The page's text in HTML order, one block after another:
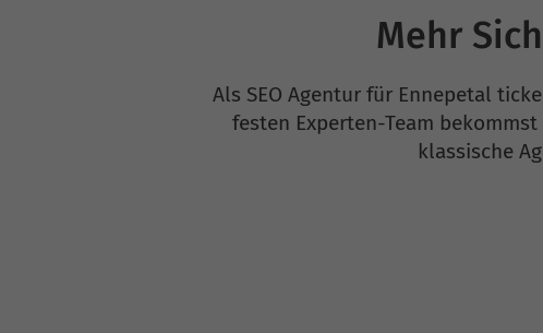
Mehr
Als SEO Agentur für Ennepetal
festen Experten-Team
klassische